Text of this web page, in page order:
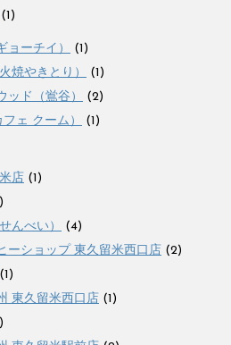
(1)
ョーチイ）
(1)
焼やきとり）
(1)
ッド（鴬谷）
(2)
ェ クーム）
(1)
店 (1)
んべい）
(4)
ーショップ 東久留米西口店 (2)
(1)
東久留米西口店 (1)